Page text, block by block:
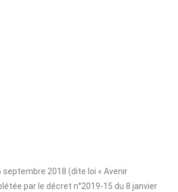
septembre 2018 (dite loi « Avenir
par le décret n°2019-15 du 8 janvier